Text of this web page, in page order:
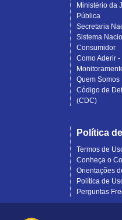
Ministério da
Pública
Secretaria
Sistema
Consumidor
Como Aderir -
Quem Somos
Código de
(CDC)
Política
Termos de
Conheça o
Orientações
Política de
Perguntas